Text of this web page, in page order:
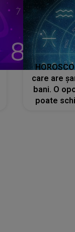
care are
bani. O
poate